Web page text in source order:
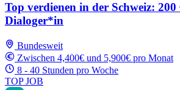
Top verdienen in der Schweiz:
Dialoger*in
Bundesweit
Zwischen 4,400€ und 5,900€ pro Monat
8 - 40 Stunden pro Woche
TOP JOB